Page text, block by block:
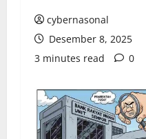
cybernasonal
Desember 8, 2025
3 minutes read
0